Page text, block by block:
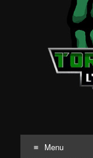
Menu